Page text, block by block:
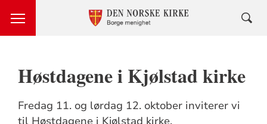
Høstdagene i Kjølstad kirke
Fredag 11. og lørdag 12. oktober inviterer vi
til Høstdagene i Kjølstad kirke.